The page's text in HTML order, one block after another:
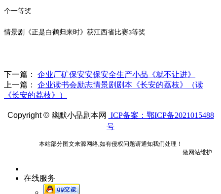
个一等奖
情景剧《正是白鹤归来时》获江西省比赛3等奖
下一篇：
企业厂矿保安安保安全生产小品《就不让进》
上一篇：
企业读书会励志情景剧剧本《长安的荔枝》（读
《长安的荔枝》）
Copyright © 幽默小品剧本网
ICP备案：鄂ICP备2021015488
号
本站部分图文来源网络,如有侵权问题请通知我们处理！
做网站维护
在线服务